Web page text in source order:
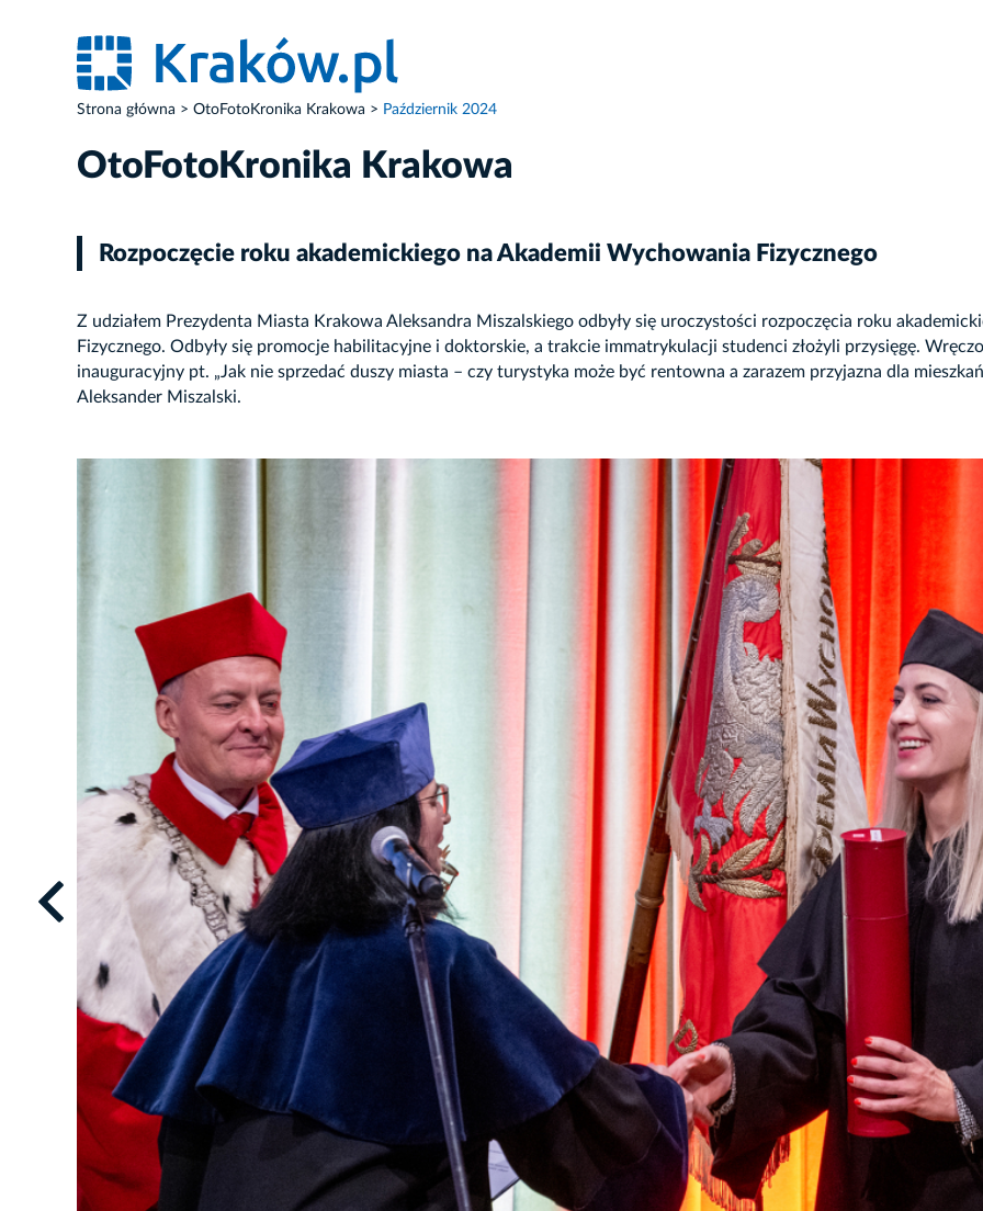
Strona główna OtoFotoKronika Krakowa Październik 2024
OtoFotoKronika Krakowa
Rozpoczęcie roku akademickiego na Akademii Wychowania Fizycznego
Z udziałem Prezydenta Miasta Krakowa Aleksandra Miszalskiego odbyły się uroczystości rozpoczęcia roku
Fizycznego. Odbyły się promocje habilitacyjne i doktorskie, a trakcie immatrykulacji studenci złożyli przysięgę.
inauguracyjny pt. „Jak nie sprzedać duszy miasta – czy turystyka może być rentowna a zarazem przyjazna dla
Aleksander Miszalski.